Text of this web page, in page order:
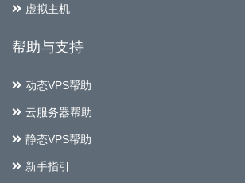
虚拟主机
帮助与支持
动态VPS帮助
云服务器帮助
静态VPS帮助
新手指引